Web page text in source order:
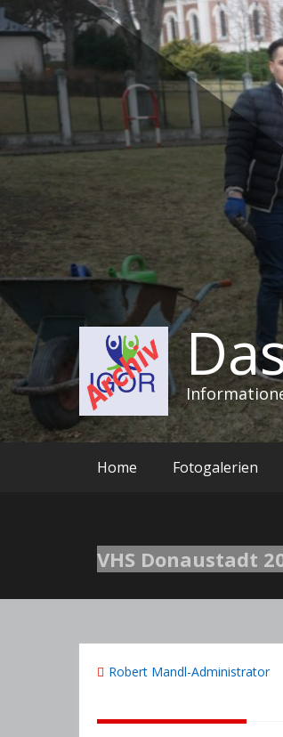
Zum
Inhalt
springen
Home Fotogalerien
VHS Donaustadt
Robert Mandl-Administrator